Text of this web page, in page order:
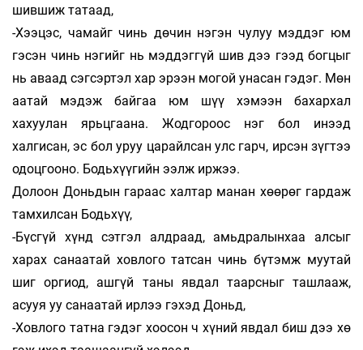
шившиж татаад,
-Хээцэс, чамайг чинь дөчин нэгэн чулуу мэддэг юм
гэсэн чинь нэгийг нь мэддэггүй шив дээ гээд богцыг
нь аваад сэгсэртэл хар эрээн могой унасан гэдэг. Мөн
аатай мэдэж байгаа юм шүү хэмээн бахархал
хахуулан ярьцгаана. Жодгороос нэг бол инээд
халгисан, эс бол уруу царайлсан улс гарч, ирсэн зүгтээ
одоцгооно. Бодьхүүгийн ээлж иржээ.
Долоон Доньдын гараас халтар манан хөөрөг гардаж
тамхилсан Бодьхүү,
-Бүсгүй хүнд сэтгэл алдраад, амьдралынхаа алсыг
харах санаатай ховлого татсан чинь бүтэмж муутай
шиг оргиод, ашгүй таны явдал таарсныг ташлааж,
асууя уу санаатай ирлээ гэхэд Доньд,
-Ховлого татна гэдэг хоосон ч хүний явдал биш дээ хө